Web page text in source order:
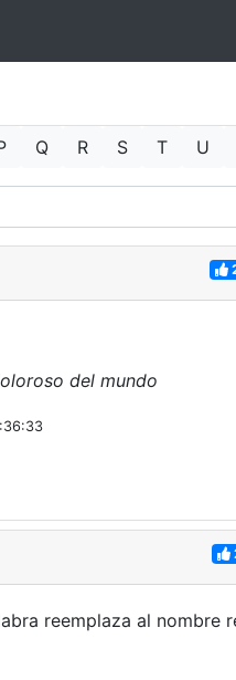
Q R S T U
del mundo
reemplaza al nombre